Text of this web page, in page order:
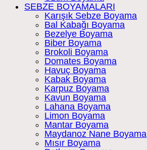
SEBZE BOYAMALARI
Karışık Sebze Boyama
Bal Kabağı Boyama
Bezelye Boyama
Biber Boyama
Brokoli Boyama
Domates Boyama
Havuç Boyama
Kabak Boyama
Karpuz Boyama
Kavun Boyama
Lahana Boyama
Limon Boyama
Mantar Boyama
Maydanoz Nane Boyama
Mısır Boyama